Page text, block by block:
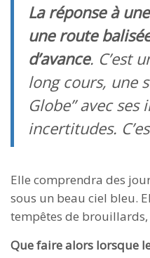
La réponse à
une route
d’avance. C’est
long cours, une
Globe” avec ses
incertitudes.
Elle comprendra des
sous un beau ciel bleu.
tempêtes de
Que faire alors lorsque